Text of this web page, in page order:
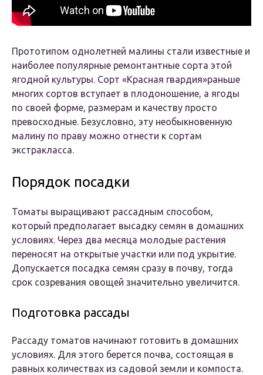
Прототипом однолетней малины стали известные и
наиболее популярные ремонтантные сорта этой
ягодной культуры. Сорт «Красная гвардия»раньше
многих сортов вступает в плодоношение, а ягоды
по своей форме, размерам и качеству просто
превосходные. Безусловно, эту необыкновенную
малину по праву можно отнести к сортам
экстракласса.
Порядок посадки
Томаты выращивают рассадным способом,
который предполагает высадку семян в домашних
условиях. Через два месяца молодые растения
переносят на открытые участки или под укрытие.
Допускается посадка семян сразу в почву, тогда
срок созревания овощей значительно увеличится.
Подготовка рассады
Рассаду томатов начинают готовить в домашних
условиях. Для этого берется почва, состоящая в
равных количествах из садовой земли и компоста.